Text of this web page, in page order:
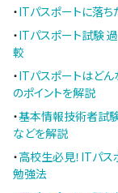
・ITパスポートに落ち
・ITパスポート試験
較
・ITパスポートはど
のポイントを解説
・基本情報技術者試
などを解説
・高校生必見！ITパ
勉強法